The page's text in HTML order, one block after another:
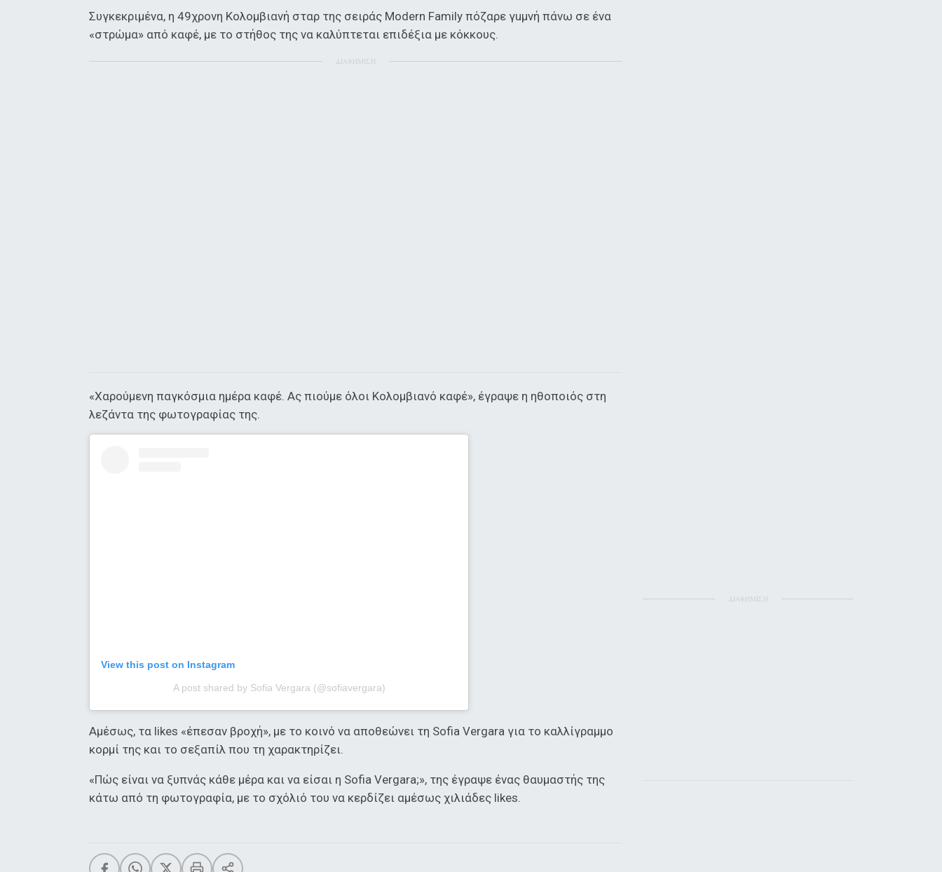
Συγκεκριμένα, η 49χρονη Κολομβιανή σταρ της σειράς Modern Family πόζαρε γuμνή πάνω σε ένα
«στρώμα» από καφέ, με το στήθος της να καλύπτεται επιδέξια με κόκκους.
ΔΙΑΦΗΜΙΣΗ
«Χαρούμενη παγκόσμια ημέρα καφέ. Ας πιούμε όλοι Κολομβιανό καφέ», έγραψε η ηθοποιός στη
λεζάντα της φωτογραφίας της.
View this post on Instagram
A post shared by Sofia Vergara (@sofiavergara)
Αμέσως, τα likes «έπεσαν βροχή», με το κοινό να αποθεώνει τη Sofia Vergara για το καλλίγραμμο
κορμί της και το σεξαπίλ που τη χαρακτηρίζει.
«Πώς είναι να ξυπνάς κάθε μέρα και να είσαι η Sofia Vergara;», της έγραψε ένας θαυμαστής της
κάτω από τη φωτογραφία, με το σχόλιό του να κερδίζει αμέσως χιλιάδες likes.
ΔΙΑΦΗΜΙΣΗ